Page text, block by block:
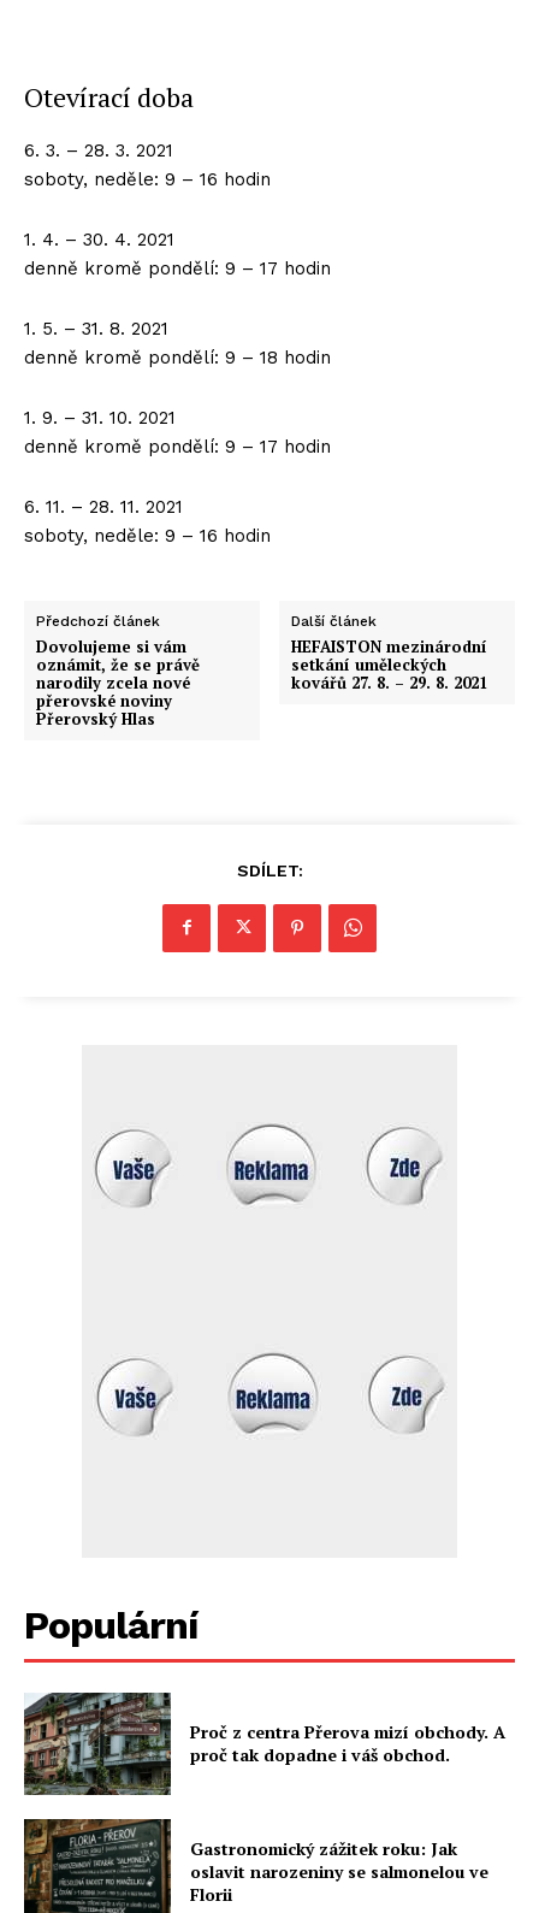
Otevírací doba
6. 3. – 28. 3. 2021
soboty, neděle: 9 – 16 hodin
1. 4. – 30. 4. 2021
denně kromě pondělí: 9 – 17 hodin
1. 5. – 31. 8. 2021
denně kromě pondělí: 9 – 18 hodin
1. 9. – 31. 10. 2021
denně kromě pondělí: 9 – 17 hodin
6. 11. – 28. 11. 2021
soboty, neděle: 9 – 16 hodin
Předchozí článek
Dovolujeme si vám
oznámit, že se právě
narodily zcela nové
přerovské noviny
Přerovský Hlas
Další článek
HEFAISTON mezinárodní
setkání uměleckých
kovářů 27. 8. – 29. 8. 2021
SDÍLET:
Populární
Proč z centra Přerova mizí obchody. A
proč tak dopadne i váš obchod.
Gastronomický zážitek roku: Jak
oslavit narozeniny se salmonelou ve
Florii